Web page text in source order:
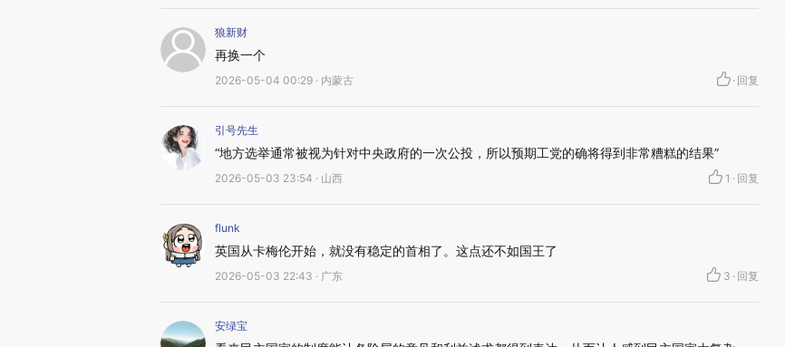
狼新财
再换一个
2026-05-04 00:29 · 内蒙古 · 回复
引号先生
“地方选举通常被视为针对中央政府的一次公投，所以预期工党的确将得到非常糟糕的结果”
2026-05-03 23:54 · 山西 1 · 回复
flunk
英国从卡梅伦开始，就没有稳定的首相了。这点还不如国王了
2026-05-03 22:43 · 广东 3 · 回复
安绿宝